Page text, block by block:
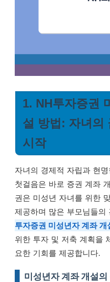
1. NH투자증권
설 방법: 자녀의
시작
자녀의 경제적 자립과 현
첫걸음은 바로 증권 계좌
권은 미성년 자녀를 위한
제공하며 많은 부모님들의
투자증권 미성년자 계좌 개
위한 투자 및 저축 계획을
요한 기회를 제공합니다.
미성년자 계좌 개설의